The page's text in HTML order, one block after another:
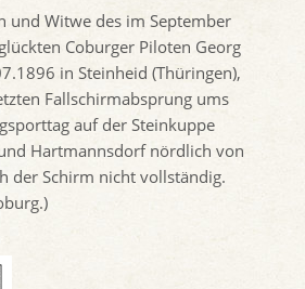
und Witwe des im September
Coburger Piloten Georg
in Steinheid (Thüringen),
Fallschirmabsprung ums
auf der Steinkuppe
Hartmannsdorf nördlich von
der Schirm nicht vollständig.